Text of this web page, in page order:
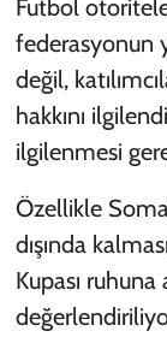
Futbol
federasyonun
değil,
hakkını
ilgilenmesi
Özellikle
dışında
Kupası ruhuna